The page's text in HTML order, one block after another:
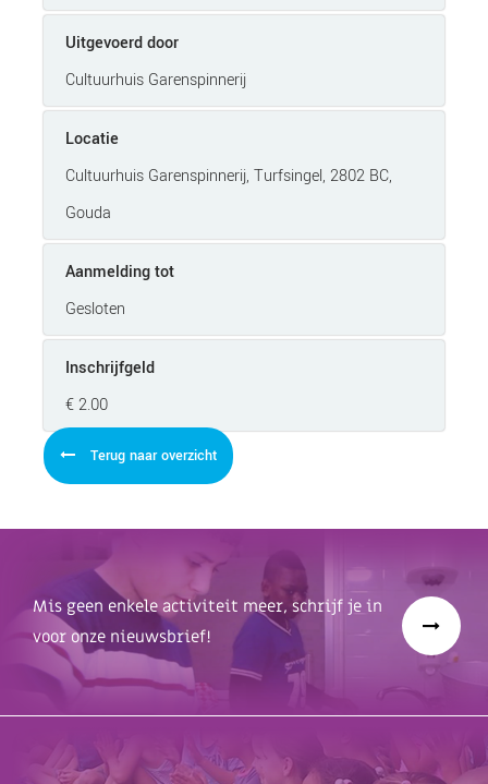
Uitgevoerd door
Cultuurhuis Garenspinnerij
Locatie
Cultuurhuis Garenspinnerij, Turfsingel, 2802 BC,
Gouda
Aanmelding tot
Gesloten
Inschrijfgeld
€ 2.00
Terug naar overzicht
Mis geen enkele activiteit meer, schrijf je in
voor onze nieuwsbrief!